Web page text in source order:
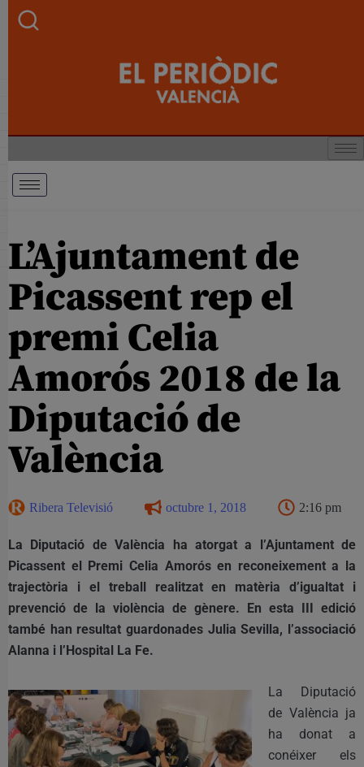
L’Ajuntament de
Picassent rep el
premi Celia
Amorós 2018 de la
Diputació de
València
Ribera Televisió octubre 1, 2018 2:16 pm
La Diputació de València ha atorgat a l’Ajuntament de
Picassent el Premi Celia Amorós en reconeixement a la
trajectòria i el treball realitzat en matèria d’igualtat i
prevenció de la violència de gènere. En esta III edició
també han resultat guardonades Julia Sevilla, l’associació
Alanna i l’Hospital La Fe.
La Diputació
de València ja
ha donat a
conéixer els